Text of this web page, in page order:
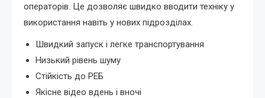
операторів. Це дозволяє швидко вводити техніку у
використання навіть у нових підрозділах.
Швидкий запуск і легке транспортування
Низький рівень шуму
Стійкість до РЕБ
Якісне відео вдень і вночі